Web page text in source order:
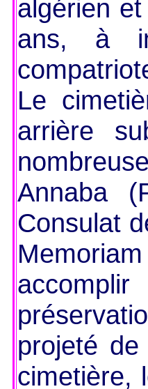
algérien
ans, à
Le
arrière
Annaba
Consulat
projeté
cimetière,